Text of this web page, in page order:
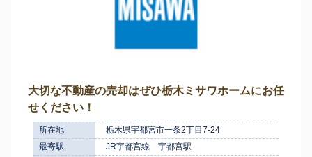
大切な不動産の売却はぜひ栃木ミサワホームにお任
せください！
所在地
栃木県宇都宮市一条2丁目7-24
最寄駅
JR宇都宮線 宇都宮駅